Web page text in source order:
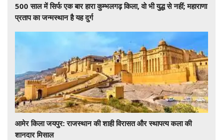
500 साल में सिर्फ एक बार हारा कुम्भलगढ़ किला, वो भी युद्ध से नहीं; महाराणा
प्रताप का जन्मस्थान है यह दुर्ग
आमेर किला जयपुर: राजस्थान की शाही विरासत और स्थापत्य कला की
शानदार मिसाल